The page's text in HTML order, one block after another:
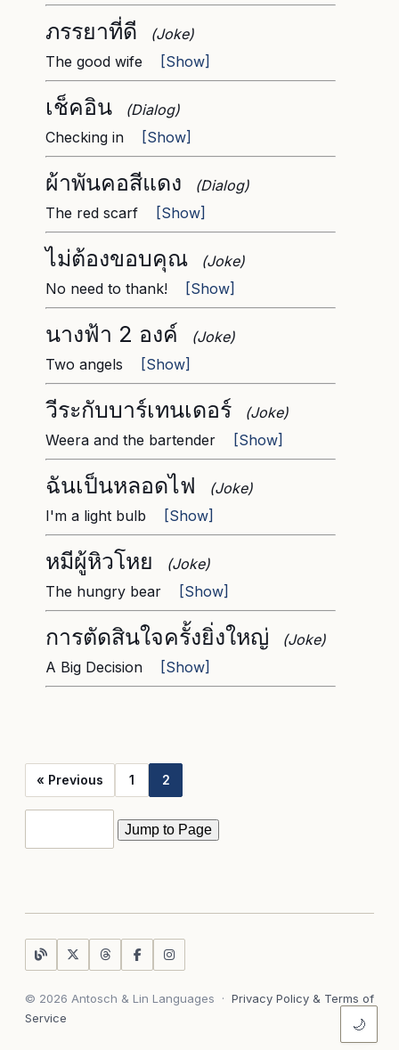
ภรรยาที่ดี
(Joke)
The good wife
[Show]
เช็คอิน
(Dialog)
Checking in
[Show]
ผ้าพันคอสีแดง
(Dialog)
The red scarf
[Show]
ไม่ต้องขอบคุณ
(Joke)
No need to thank!
[Show]
นางฟ้า 2 องค์
(Joke)
Two angels
[Show]
วีระกับบาร์เทนเดอร์
(Joke)
Weera and the bartender
[Show]
ฉันเป็นหลอดไฟ
(Joke)
I'm a light bulb
[Show]
หมีผู้หิวโหย
(Joke)
The hungry bear
[Show]
การตัดสินใจครั้งยิ่งใหญ่
(Joke)
A Big Decision
[Show]
« Previous 1 2
© 2026 Antosch & Lin Languages · Privacy Policy & Terms of
Service
🌙